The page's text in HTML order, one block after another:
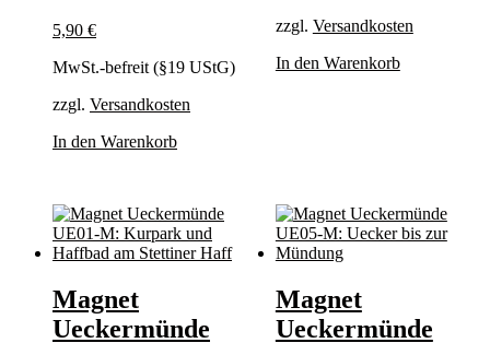
5,90 €
MwSt.-befreit (§19 UStG)
zzgl. Versandkosten
In den Warenkorb
zzgl. Versandkosten
In den Warenkorb
Magnet
Ueckermünde
Magnet
Ueckermünde